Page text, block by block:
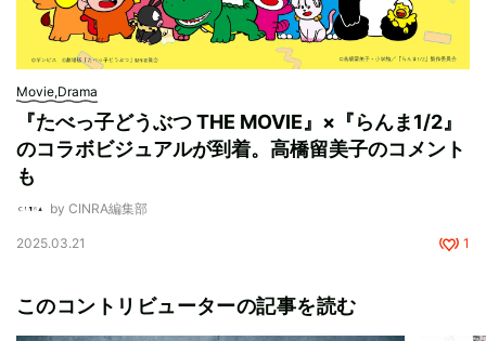
Movie,Drama
『たべっ子どうぶつ THE MOVIE』×『らんま1/2』
のコラボビジュアルが到着。高橋留美子のコメント
も
by CINRA編集部
2025.03.21 1
このコントリビューターの記事を読む